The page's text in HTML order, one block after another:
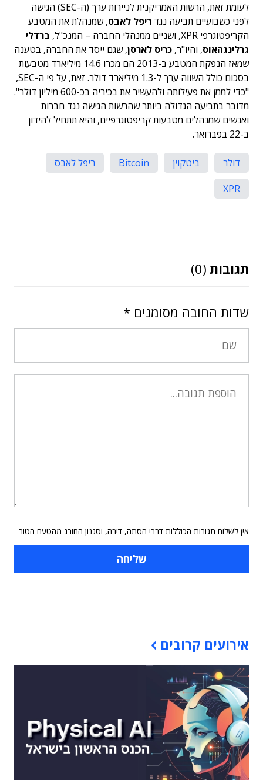
לעומת זאת, הרשות האמריקנית לניירות ערך (ה-SEC) הגישה
לפני כשבועיים תביעה נגד ריפל לאבס, שמנהלת את המטבע
הקריפטוגרפי XPR, ושניים ממנהלי החברה – המנכ"ל,
ברדלי
גרלינגהאוס, והיו"ר, כריס לארסן, שגם ייסד את החברה, בטענה
שמאז הנפקת המטבע ב-2013 הם מכרו 14.6 מיליארד מטבעות
בסכום כולל השווה ערך ל-1.3 מיליארד דולר. זאת, על פי ה-SEC,
"כדי לממן את פעילותה ולהעשיר את בכיריה בכ-600 מיליון דולר".
מדובר בתביעה הגדולה ביותר שהרשות הגישה נגד חברות
ואנשים שמנהלים מטבעות קריפטוגרפיים, והיא תתחיל להידון
ב-22 בפברואר.
דולר ביטקוין Bitcoin
ריפל לאבס
XPR
תגובות (0)
שדות החובה מסומנים *
אין לשלוח תגובות הכוללות דברי הסתה, דיבה, וסגנון החורג מהטעם הטוב
אירועים קרובים